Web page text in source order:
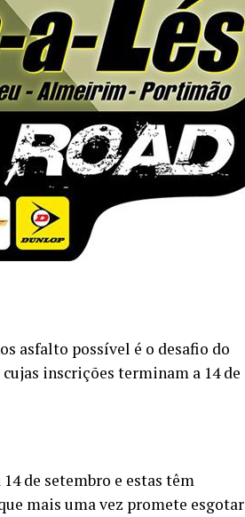
asfalto possível é o desafio do
cujas inscrições terminam a 14 de
de setembro e estas têm
mais uma vez promete esgotar